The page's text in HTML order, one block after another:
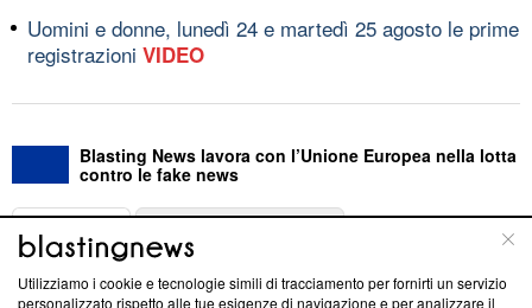
Uomini e donne, lunedì 24 e martedì 25 agosto le prime
registrazioni VIDEO
Blasting News lavora con l’Unione Europea nella lotta
contro le fake news
ABOUT
Questa sezione offre informazioni trasparenti su Blasting
Utilizziamo i cookie e tecnologie simili di tracciamento per fornirti un servizio
personalizzato rispetto alle tue esigenze di navigazione e per analizzare il